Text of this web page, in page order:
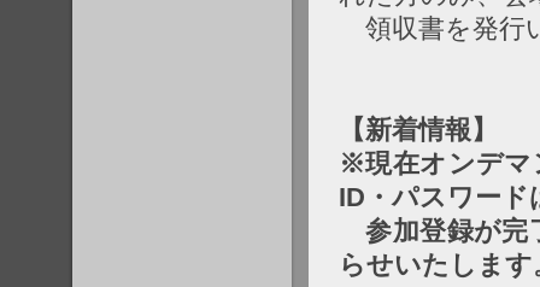
領収書を発行
【新着情報】
※現在オンデマ
ID・パスワード
参加登録が完
らせいたします